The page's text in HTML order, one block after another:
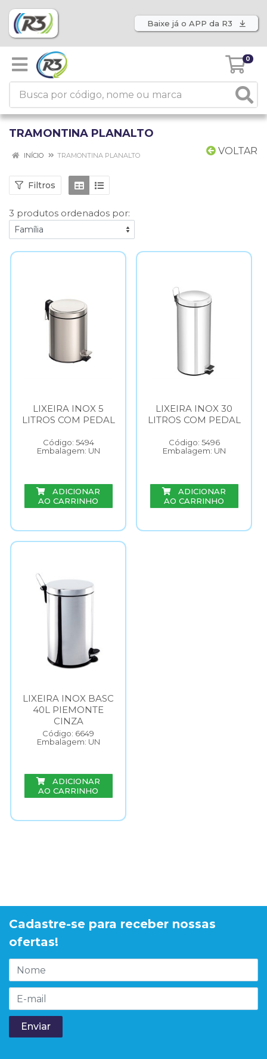
Baixe já o APP da R3
0
TRAMONTINA PLANALTO
VOLTAR
INÍCIO TRAMONTINA PLANALTO
Filtros
3 produtos ordenados por:
LIXEIRA INOX 5
LITROS COM PEDAL
Código: 5494
Embalagem: UN
ADICIONAR
AO CARRINHO
LIXEIRA INOX 30
LITROS COM PEDAL
Código: 5496
Embalagem: UN
ADICIONAR
AO CARRINHO
LIXEIRA INOX BASC
40L PIEMONTE
CINZA
Código: 6649
Embalagem: UN
ADICIONAR
AO CARRINHO
Cadastre-se para receber nossas
ofertas!